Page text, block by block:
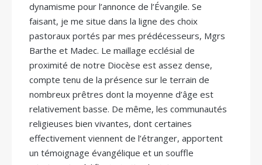
dynamisme pour l’annonce de l’Évangile. Se
faisant, je me situe dans la ligne des choix
pastoraux portés par mes prédécesseurs, Mgrs
Barthe et Madec. Le maillage ecclésial de
proximité de notre Diocèse est assez dense,
compte tenu de la présence sur le terrain de
nombreux prêtres dont la moyenne d’âge est
relativement basse. De même, les communautés
religieuses bien vivantes, dont certaines
effectivement viennent de l’étranger, apportent
un témoignage évangélique et un souffle